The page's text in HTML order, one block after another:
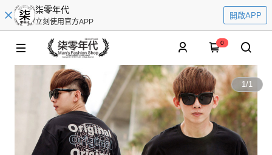
柒零年代
立刻使用官方APP
開啟APP
0
1/1